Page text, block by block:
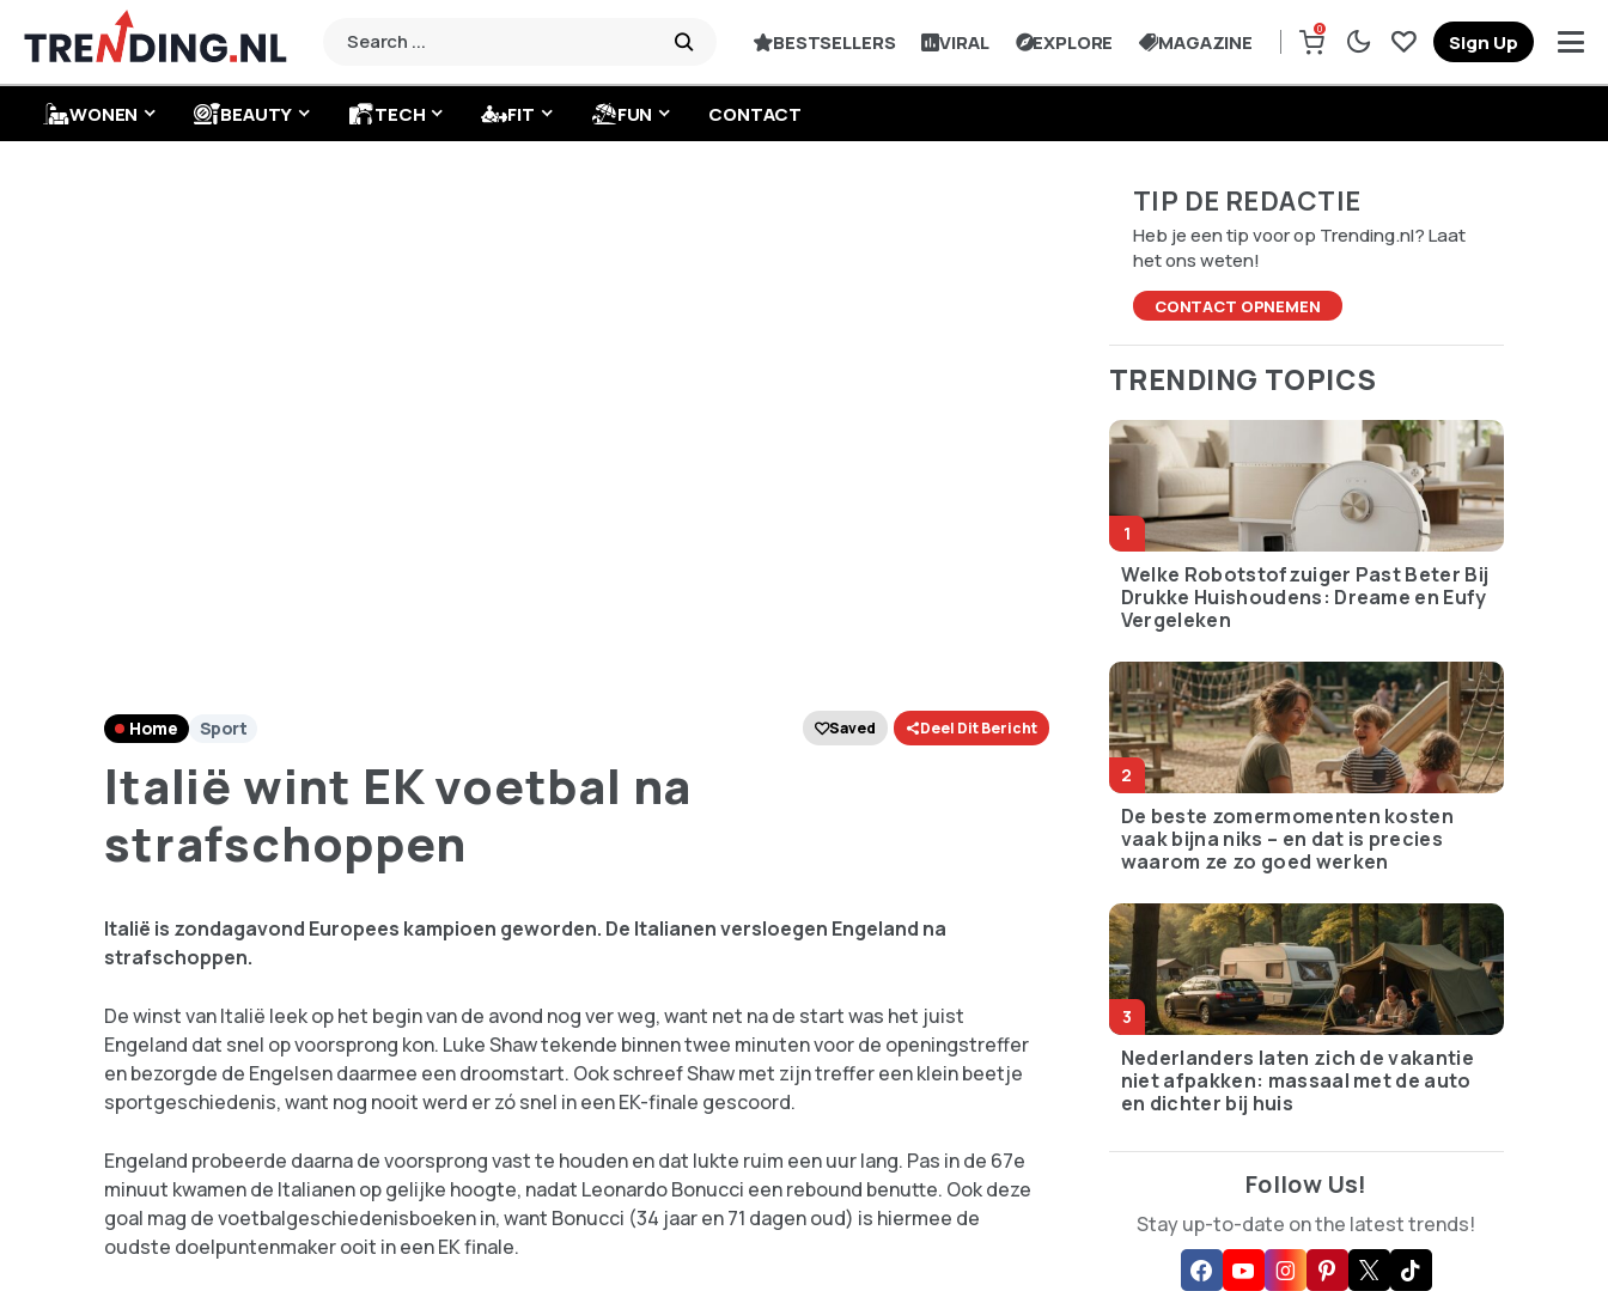
BESTSELLERS VIRAL EXPLORE MAGAZINE
0
Sign Up
WONEN BEAUTY TECH FIT FUN CONTACT
Home Sport Saved Deel Dit Bericht
Italië wint EK voetbal na
strafschoppen
Italië is zondagavond Europees kampioen geworden. De Italianen versloegen Engeland na
strafschoppen.
De winst van Italië leek op het begin van de avond nog ver weg, want net na de start was het juist
Engeland dat snel op voorsprong kon. Luke Shaw tekende binnen twee minuten voor de openingstreffer
en bezorgde de Engelsen daarmee een droomstart. Ook schreef Shaw met zijn treffer een klein beetje
sportgeschiedenis, want nog nooit werd er zó snel in een EK-finale gescoord.
Engeland probeerde daarna de voorsprong vast te houden en dat lukte ruim een uur lang. Pas in de 67e
minuut kwamen de Italianen op gelijke hoogte, nadat Leonardo Bonucci een rebound benutte. Ook deze
goal mag de voetbalgeschiedenisboeken in, want Bonucci (34 jaar en 71 dagen oud) is hiermee de
oudste doelpuntenmaker ooit in een EK finale.
TIP DE REDACTIE
Heb je een tip voor op Trending.nl? Laat
het ons weten!
CONTACT OPNEMEN
TRENDING TOPICS
Welke Robotstofzuiger Past Beter Bij
Drukke Huishoudens: Dreame en Eufy
Vergeleken
De beste zomermomenten kosten
vaak bijna niks – en dat is precies
waarom ze zo goed werken
Nederlanders laten zich de vakantie
niet afpakken: massaal met de auto
en dichter bij huis
Follow Us!
Stay up-to-date on the latest trends!